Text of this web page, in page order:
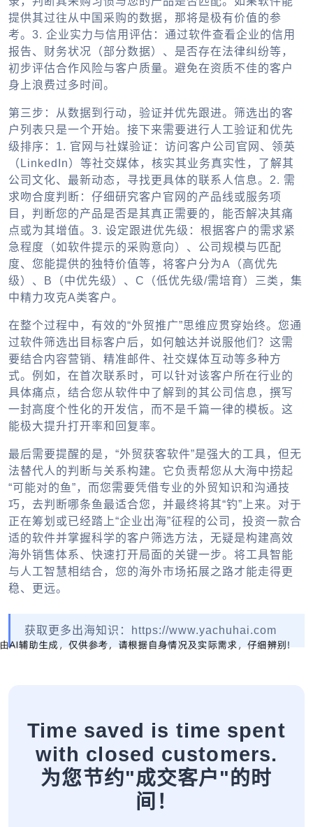
提供其过往从中国采购的数据，那将是极有价值的参
考。 3. 企业实力与信用评估： 通过软件查看企业的信用
报告、财务状况（部分数据）、是否存在法律纠纷等，
初步评估合作风险与客户质量。避免在资质不佳的客户
身上浪费过多时间。
第三步：从数据到行动，验证并优先跟进。筛选出的客
户列表只是一个开始。接下来需要进行人工验证和优先
级排序： 1. 官网与社媒验证： 访问客户公司官网、领英
（LinkedIn）等社交媒体，核实其业务真实性，了解其
公司文化、最新动态，寻找更具体的联系人信息。 2. 需
求吻合度判断： 仔细研究客户官网的产品线或服务项
目，判断您的产品是否是其真正需要的，能否解决其痛
点或为其增值。 3. 设定跟进优先级： 根据客户的需求紧
急程度（如软件提示的采购意向）、公司规模与匹配
度、您能提供的独特价值等，将客户分为A（高优先
级）、B（中优先级）、C（低优先级/需培育）三类，集
中精力攻克A类客户。
在整个过程中，有效的“外贸推广”思维应贯穿始终。您通
过软件筛选出目标客户后，如何触达并说服他们？这需
要结合内容营销、精准邮件、社交媒体互动等多种方
式。例如，在首次联系时，可以针对该客户所在行业的
具体痛点，结合您从软件中了解到的其公司信息，撰写
一封高度个性化的开发信，而不是千篇一律的模板。这
能极大提升打开率和回复率。
最后需要提醒的是，“外贸获客软件”是强大的工具，但无
法替代人的判断与关系构建。它负责帮您从大海中捞起
“可能对的鱼”，而您需要凭借专业的外贸知识和沟通技
巧，去判断哪条鱼最适合您，并最终将其“钓”上来。对于
正在筹划或已经踏上“企业出海”征程的公司，投资一款合
适的软件并掌握科学的客户筛选方法，无疑是构建高效
海外销售体系、快速打开局面的关键一步。将工具智能
与人工智慧相结合，您的海外市场拓展之路才能走得更
稳、更远。
获取更多出海知识：https://www.yachuhai.com
Time saved is time spent
with closed customers.
为您节约"成交客户"的时
间！